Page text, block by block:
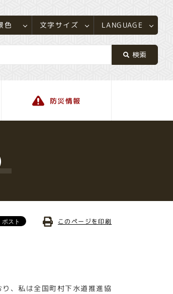
色 文字サイズ LANGUAGE
防災情報
このページを印刷
、私は全国町村下水道推進協